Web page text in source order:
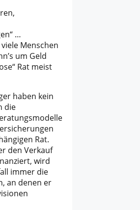
…
Menschen
um Geld
Rat meist
haben kein
die
Rat.
den Verkauf
wird
immer die
an denen er